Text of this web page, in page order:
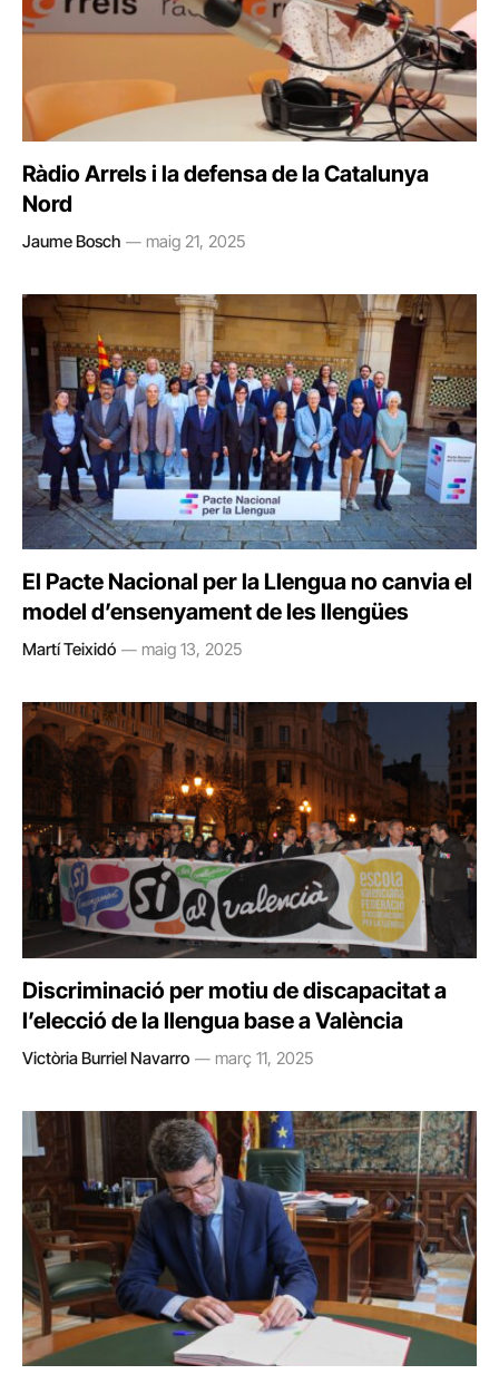
Ràdio Arrels i la defensa de la Catalunya
Nord
Jaume Bosch maig 21, 2025
El Pacte Nacional per la Llengua no canvia el
model d’ensenyament de les llengües
Martí Teixidó maig 13, 2025
Discriminació per motiu de discapacitat a
l’elecció de la llengua base a València
Victòria Burriel Navarro març 11, 2025